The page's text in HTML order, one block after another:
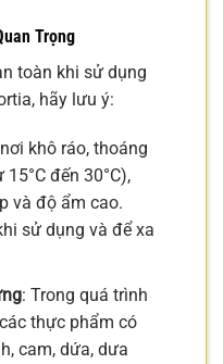
Trọng
toàn khi sử dụng
hãy lưu ý:
khô ráo, thoáng
đến 30°C),
và độ ẩm cao.
sử dụng và để xa
: Trong quá trình
thực phẩm có
cam, dứa, dưa